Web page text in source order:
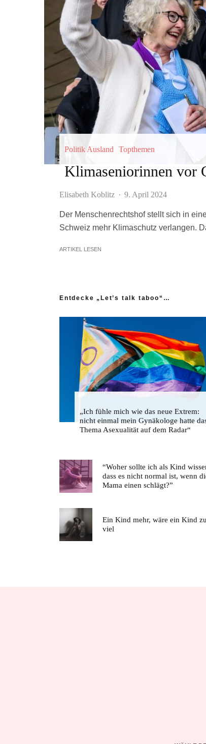
Politik Ausland Topthemen
Klimaseniorinnen vor
Elisabeth Koblitz · 9. April 2024
Der Menschenrechtshof stellt sich in
Schweiz mehr Klimaschutz verlangen.
ARTIKEL LESEN
Entdecke „Let’s talk taboo“…
„Ich fühle mich wie das neue Extrem:
nicht einmal mein Gynäkologe hatte
Thema Asexualität auf dem Radar“
“Woher sollte ich als Kind
dass es nicht normal ist, wenn
Mama einen schlägt?”
Ein Kind mehr, wäre ein Kind zu
viel